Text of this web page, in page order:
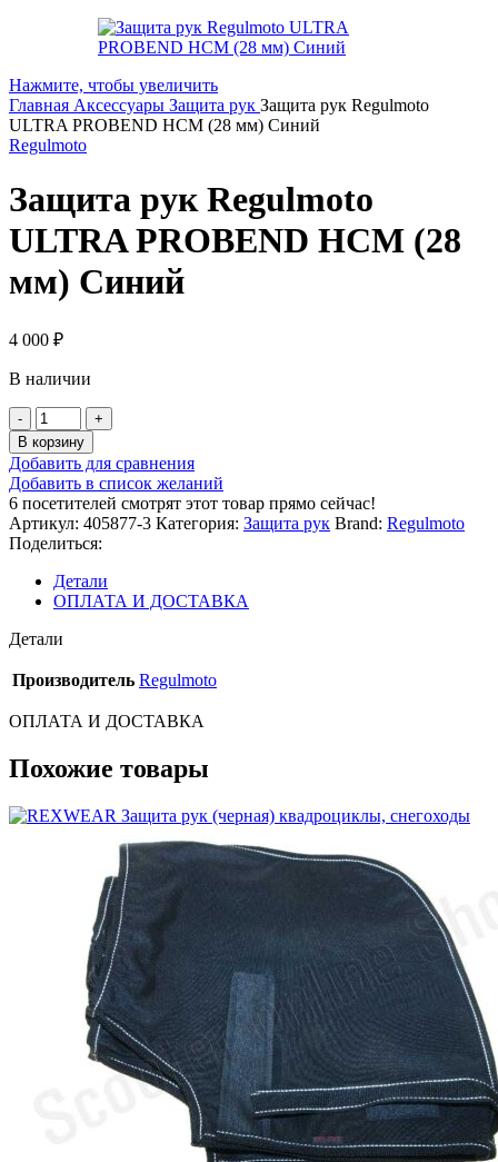
Нажмите, чтобы увеличить
Главная Аксессуары Защита рук Защита рук Regulmoto
ULTRA PROBEND HCM (28 мм) Синий
Regulmoto
Защита рук Regulmoto
ULTRA PROBEND HCM (28
мм) Синий
4 000 ₽
В наличии
Количество
товара
Защита
рук
Regulmoto
ULTRA
PROBEND
HCM
(28
мм)
Синий
В корзину
Добавить для сравнения
Добавить в список желаний
6 посетителей смотрят этот товар прямо сейчас!
Артикул: 405877-3 Категория: Защита рук Brand: Regulmoto
Поделиться:
Детали
ОПЛАТА И ДОСТАВКА
Детали
Производитель Regulmoto
ОПЛАТА И ДОСТАВКА
Похожие товары